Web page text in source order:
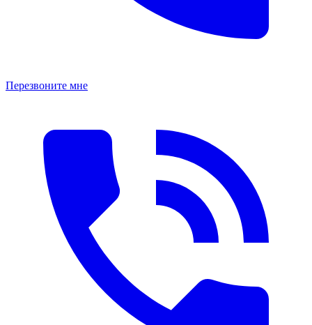
Перезвоните мне